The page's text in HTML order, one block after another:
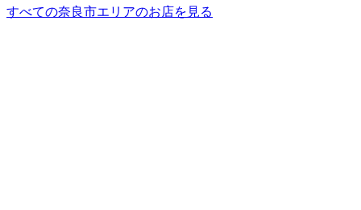
すべての奈良市エリアのお店を見る